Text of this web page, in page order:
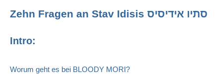
Zehn Fragen an Stav Idisis סתיו אידיסיס
Intro:
Worum geht es bei BLOODY MORI?